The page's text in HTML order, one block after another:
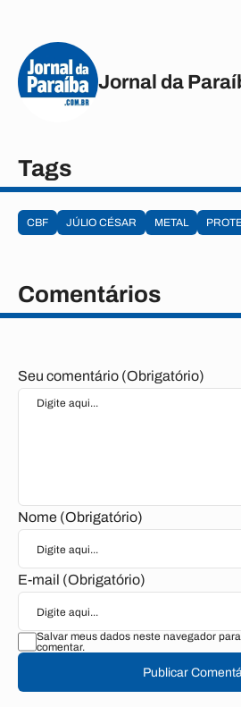
Jornal da
Tags
CBF JÚLIO CÉSAR METAL
Comentários
Seu comentário (Obrigatório)
Nome (Obrigatório)
E-mail (Obrigatório)
Salvar meus dados neste navegador
comentar.
Publicar